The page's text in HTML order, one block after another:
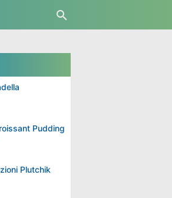
Pudding
Plutchik